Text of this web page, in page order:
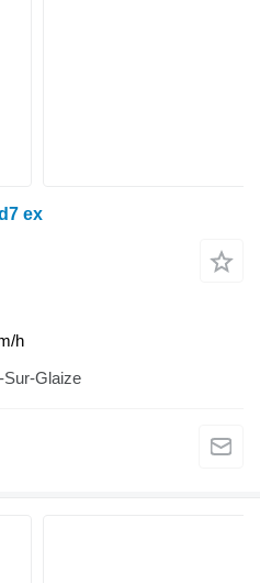
ex
h
Sur-Glaize